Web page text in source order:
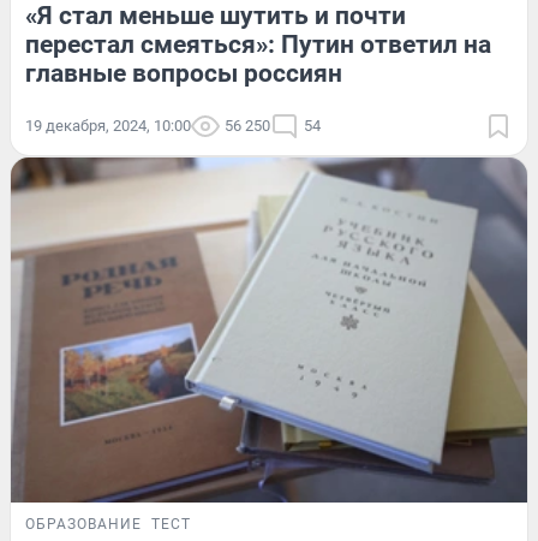
«Я стал меньше шутить и почти
перестал смеяться»: Путин ответил на
главные вопросы россиян
19 декабря, 2024, 10:00 56 250 54
ОБРАЗОВАНИЕ ТЕСТ